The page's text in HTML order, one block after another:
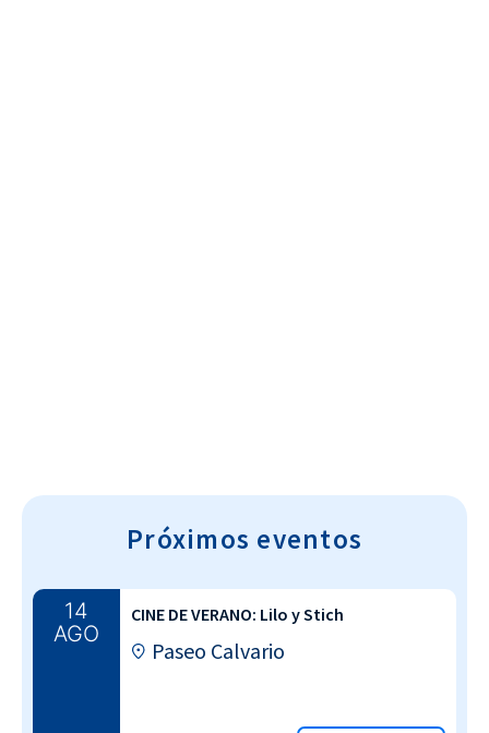
Próximos eventos
14
AGO
CINE DE VERANO: Lilo y Stich
Paseo Calvario